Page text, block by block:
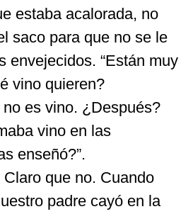
estaba acalorada, no
saco para que no se le
envejecidos. “Están muy
vino quieren?
es vino. ¿Después?
vino en las
enseñó?”.
que no. Cuando
padre cayó en la